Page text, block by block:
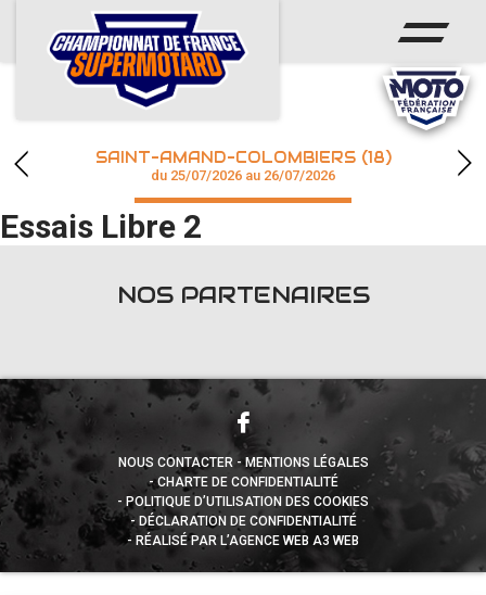
ACCUEIL
ACTUS
CALENDRIER
CHAMPIONNAT
RÉSULTATS
SAINT-AMAND-COLOMBIERS (18)
du 25/07/2026 au 26/07/2026
Essais Libre 2
NOS PARTENAIRES
NOUS CONTACTER
MENTIONS LÉGALES
CHARTE DE CONFIDENTIALITÉ
POLITIQUE D’UTILISATION DES COOKIES
DÉCLARATION DE CONFIDENTIALITÉ
RÉALISÉ PAR L’AGENCE WEB A3 WEB